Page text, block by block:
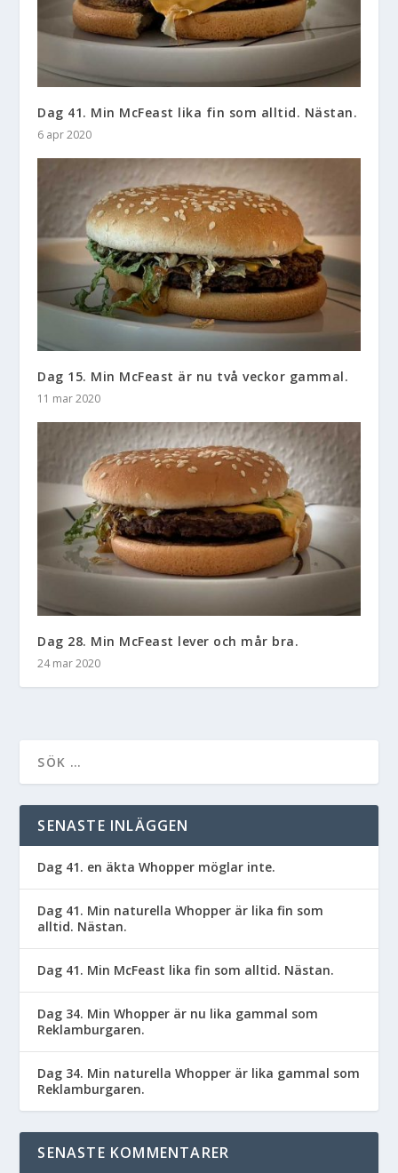
Dag 41. Min McFeast lika fin som alltid. Nästan.
6 apr 2020
Dag 15. Min McFeast är nu två veckor gammal.
11 mar 2020
Dag 28. Min McFeast lever och mår bra.
24 mar 2020
SENASTE INLÄGGEN
Dag 41. en äkta Whopper möglar inte.
Dag 41. Min naturella Whopper är lika fin som
alltid. Nästan.
Dag 41. Min McFeast lika fin som alltid. Nästan.
Dag 34. Min Whopper är nu lika gammal som
Reklamburgaren.
Dag 34. Min naturella Whopper är lika gammal som
Reklamburgaren.
SENASTE KOMMENTARER